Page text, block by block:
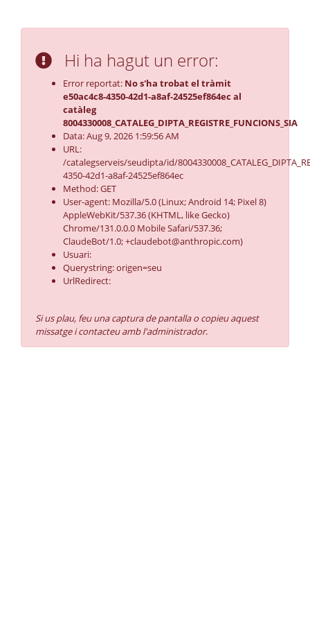
Hi ha hagut un error:
Error reportat: No s'ha trobat el tràmit
e50ac4c8-4350-42d1-a8af-24525ef864ec al
catàleg
8004330008_CATALEG_DIPTA_REGISTRE_FUNCIONS_SIA
Data: Aug 9, 2026 1:59:56 AM
URL:
/catalegserveis/seudipta/id/
4350-42d1-a8af-24525ef864ec
Method: GET
User-agent: Mozilla/5.0 (Linux; Android 14; Pixel 8)
AppleWebKit/537.36 (KHTML, like Gecko)
Chrome/131.0.0.0 Mobile Safari/537.36;
ClaudeBot/1.0; +claudebot@anthropic.com)
Usuari:
Querystring: origen=seu
UrlRedirect:
Si us plau, feu una captura de pantalla o copieu aquest
missatge i contacteu amb l'administrador.